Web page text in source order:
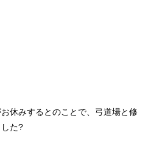
休みするとのことで、弓道場と修
た?